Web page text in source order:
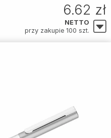
6.62 zł
NETTO
przy zakupie 100 szt.